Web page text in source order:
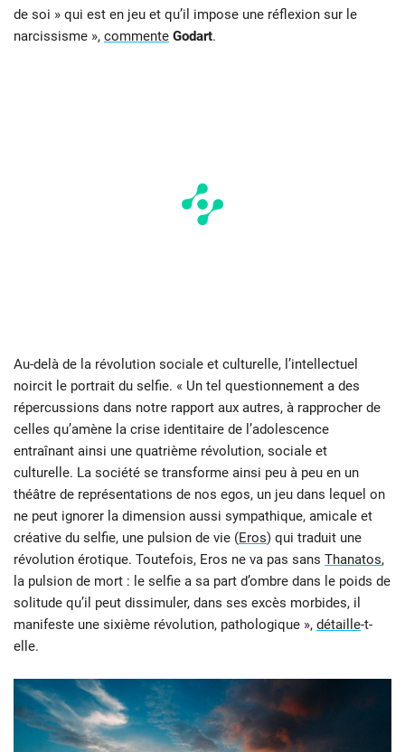
de soi » qui est en jeu et qu’il impose une réflexion sur le
narcissisme », commente Godart.
Au-delà de la révolution sociale et culturelle, l’intellectuel
noircit le portrait du selfie. « Un tel questionnement a des
répercussions dans notre rapport aux autres, à rapprocher de
celles qu’amène la crise identitaire de l’adolescence
entraînant ainsi une quatrième révolution, sociale et
culturelle. La société se transforme ainsi peu à peu en un
théâtre de représentations de nos egos, un jeu dans lequel on
ne peut ignorer la dimension aussi sympathique, amicale et
créative du selfie, une pulsion de vie (Eros) qui traduit une
révolution érotique. Toutefois, Eros ne va pas sans Thanatos,
la pulsion de mort : le selfie a sa part d’ombre dans le poids de
solitude qu’il peut dissimuler, dans ses excès morbides, il
manifeste une sixième révolution, pathologique », détaille-t-
elle.